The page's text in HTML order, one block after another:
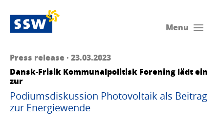
Menu
Press release · 23.03.2023
Dansk-Frisik Kommunalpolitisk Forening lädt ein
zur
Podiumsdiskussion Photovoltaik als Beitrag
zur Energiewende